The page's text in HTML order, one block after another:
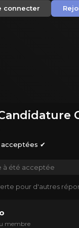
connecter
acceptées ✔
à été acceptée
pour d'autres
membre